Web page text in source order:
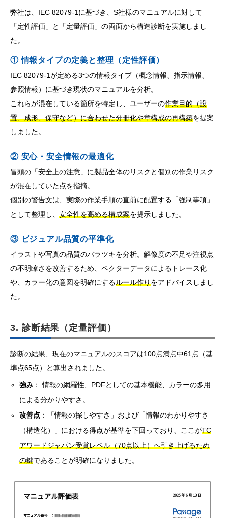
弊社は、IEC 82079-1に基づき、S社様のマニュアルに対して
「定性評価」と「定量評価」の両面から構造診断を実施しまし
た。
① 情報タイプの定義と整理（定性評価）
IEC 82079-1が定める3つの情報タイプ（概念情報、指示情報、
参照情報）に基づき現状のマニュアルを分析。
これらが混在している箇所を特定し、ユーザーの作業目的（設
置、成形、保守など）に合わせた分冊化や章構成の再構築を提案
しました。
② 安心・安全情報の最適化
冒頭の「安全上の注意」に製品全体のリスクと個別の作業リスク
が混在していた点を指摘。
個別の警告文は、実際の作業手順の直前に配置する「強制事項」
として整理し、 安全性を高める構成案を提示しました。
③ ビジュアル品質の平準化
イラストや写真の品質のバラツキを分析。解像度の不足や注視点
の不明瞭さを改善するため、ベクターデータによるトレース化
や、カラー化の意図を明確にするルール作りをアドバイスしまし
た。
3. 診断結果（定量評価）
診断の結果、現在のマニュアルのスコアは100点満点中61点（基
準点65点）と算出されました。
強み ： 情報の網羅性、PDFとしての基本機能、カラーの多用
による分かりやすさ。
改善点 ：「情報の探しやすさ」および「情報のわかりやすさ
（構造化）」における得点が基準を下回っており、ここがTC
アワードジャパン受賞レベル（70点以上）へ引き上げるため
の鍵であることが明確になりました。